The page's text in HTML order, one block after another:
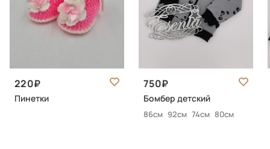
220
Пинетки
750
Бомбер детский
86см 92см 74см 80см